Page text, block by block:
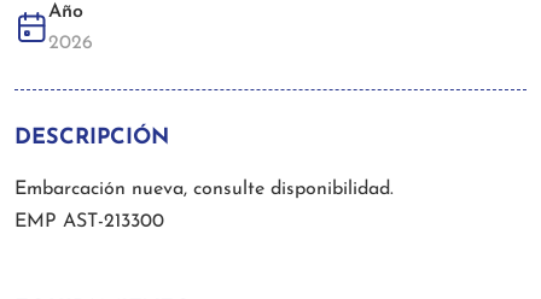
Año
2026
DESCRIPCIÓN
Embarcación nueva, consulte disponibilidad.
EMP AST-213300